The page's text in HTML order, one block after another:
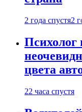
2 года спустя2
Психолог
цвета
22 часа спустя